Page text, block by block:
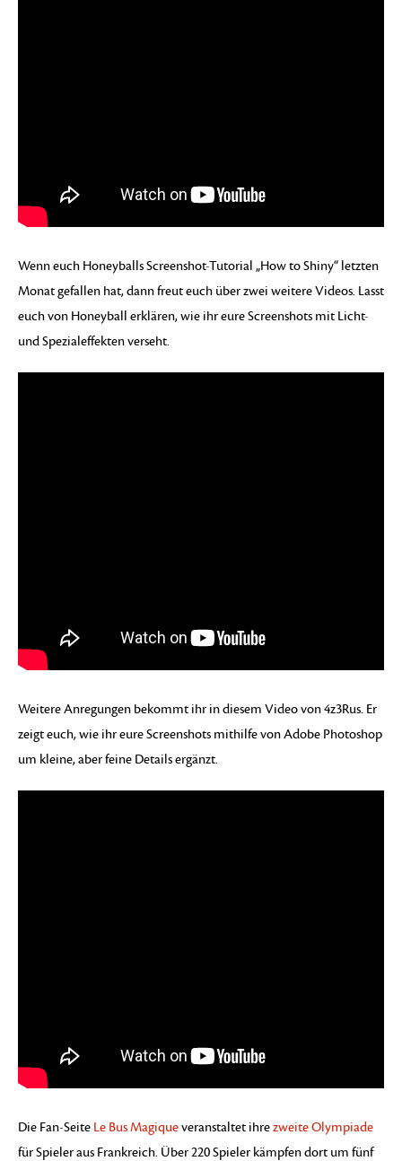
Wenn euch Honeyballs Screenshot-Tutorial „How to Shiny“ letzten
Monat gefallen hat, dann freut euch über zwei weitere Videos. Lasst
euch von Honeyball erklären, wie ihr eure Screenshots mit Licht-
und Spezialeffekten verseht.
Weitere Anregungen bekommt ihr in diesem Video von 4z3Rus. Er
zeigt euch, wie ihr eure Screenshots mithilfe von Adobe Photoshop
um kleine, aber feine Details ergänzt.
Die Fan-Seite Le Bus Magiqueveranstaltet ihrezweite Olympiade
für Spieler aus Frankreich. Über 220 Spieler kämpfen dort um fünf